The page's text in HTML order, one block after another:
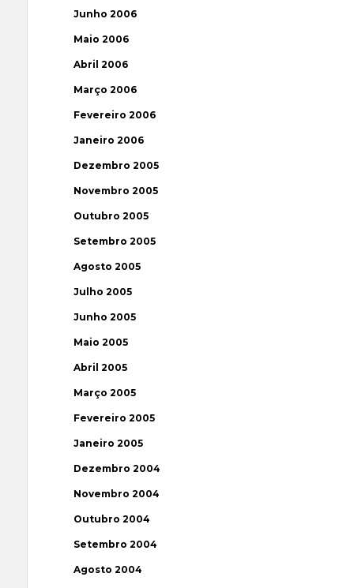
Junho 2006
Maio 2006
Abril 2006
Março 2006
Fevereiro 2006
Janeiro 2006
Dezembro 2005
Novembro 2005
Outubro 2005
Setembro 2005
Agosto 2005
Julho 2005
Junho 2005
Maio 2005
Abril 2005
Março 2005
Fevereiro 2005
Janeiro 2005
Dezembro 2004
Novembro 2004
Outubro 2004
Setembro 2004
Agosto 2004